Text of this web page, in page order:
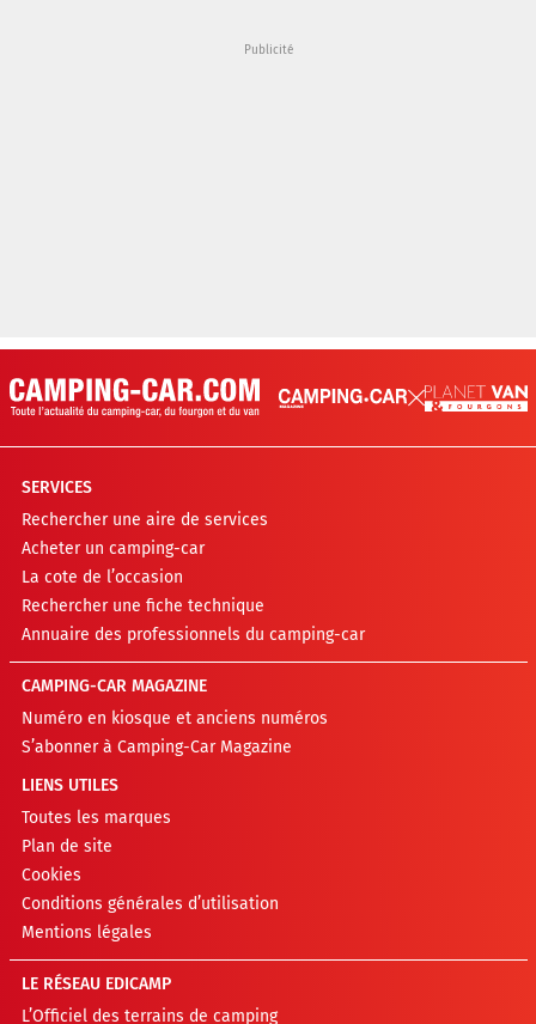
SERVICES
Rechercher une aire de services
Acheter un camping-car
La cote de l’occasion
Rechercher une fiche technique
Annuaire des professionnels du camping-car
CAMPING-CAR MAGAZINE
Numéro en kiosque et anciens numéros
S’abonner à Camping-Car Magazine
LIENS UTILES
Toutes les marques
Plan de site
Cookies
Conditions générales d’utilisation
Mentions légales
LE RÉSEAU EDICAMP
L’Officiel des terrains de camping